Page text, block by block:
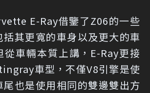
E-Ray借鑒了Z06的一些
其更寬的車身以及更大的車
從車輛本質上講，E-Ray更接
車型，不僅V8引擎是使
也是使用相同的雙邊雙出方